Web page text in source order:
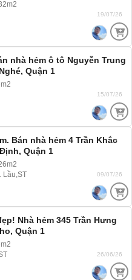
19/07/26
nhà hẻm ô tô Nguyễn Trung
Quận 1
15/07/26
Bán nhà hẻm 4 Trần Khắc
Quận 1
Lầu,ST
09/07/26
Nhà hẻm 345 Trần Hưng
Quận 1
26/06/26